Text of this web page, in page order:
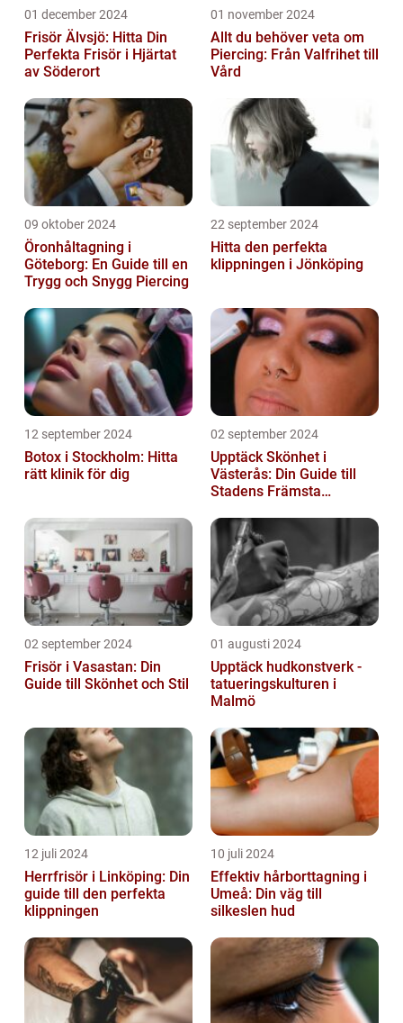
01 december 2024
Frisör Älvsjö: Hitta Din
Perfekta Frisör i Hjärtat
av Söderort
01 november 2024
Allt du behöver veta om
Piercing: Från Valfrihet till
Vård
09 oktober 2024
Öronhåltagning i
Göteborg: En Guide till en
Trygg och Snygg Piercing
22 september 2024
Hitta den perfekta
klippningen i Jönköping
12 september 2024
Botox i Stockholm: Hitta
rätt klinik för dig
02 september 2024
Upptäck Skönhet i
Västerås: Din Guide till
Stadens Främsta
02 september 2024
Frisör i Vasastan: Din
Guide till Skönhet och Stil
01 augusti 2024
Upptäck hudkonstverk -
tatueringskulturen i
Malmö
12 juli 2024
Herrfrisör i Linköping: Din
guide till den perfekta
klippningen
10 juli 2024
Effektiv hårborttagning i
Umeå: Din väg till
silkeslen hud